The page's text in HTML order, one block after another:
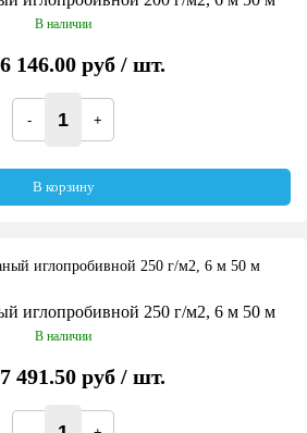
В наличии
146.00 руб/ шт.
В корзину
иглопробивной 250 г/м2, 6 м 50 м
В наличии
491.50 руб/ шт.